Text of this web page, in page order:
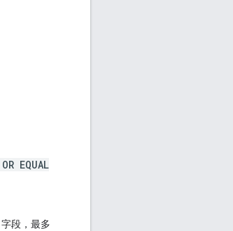
EQUAL
字段，最多